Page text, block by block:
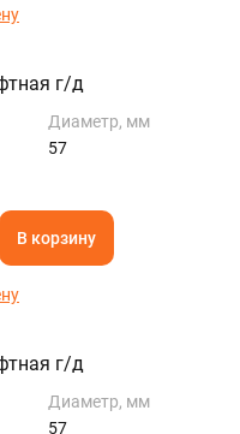
г/д
Диаметр, мм
57
В корзину
г/д
Диаметр, мм
57